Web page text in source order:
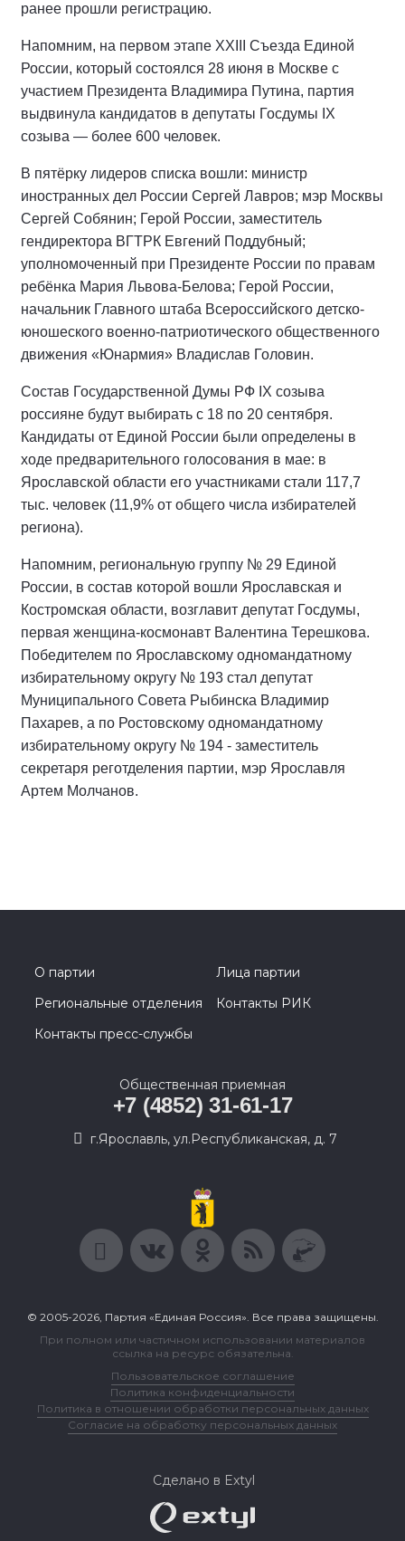
ранее прошли регистрацию.
Напомним, на первом этапе XXIII Съезда Единой
России, который состоялся 28 июня в Москве с
участием Президента Владимира Путина, партия
выдвинула кандидатов в депутаты Госдумы IX
созыва — более 600 человек.
В пятёрку лидеров списка вошли: министр
иностранных дел России Сергей Лавров; мэр Москвы
Сергей Собянин; Герой России, заместитель
гендиректора ВГТРК Евгений Поддубный;
уполномоченный при Президенте России по правам
ребёнка Мария Львова-Белова; Герой России,
начальник Главного штаба Всероссийского детско-
юношеского военно-патриотического общественного
движения «Юнармия» Владислав Головин.
Состав Государственной Думы РФ IХ созыва
россияне будут выбирать с 18 по 20 сентября.
Кандидаты от Единой России были определены в
ходе предварительного голосования в мае: в
Ярославской области его участниками стали 117,7
тыс. человек (11,9% от общего числа избирателей
региона).
Напомним, региональную группу № 29 Единой
России, в состав которой вошли Ярославская и
Костромская области, возглавит депутат Госдумы,
первая женщина-космонавт Валентина Терешкова.
Победителем по Ярославскому одномандатному
избирательному округу № 193 стал депутат
Муниципального Совета Рыбинска Владимир
Пахарев, а по Ростовскому одномандатному
избирательному округу № 194 - заместитель
секретаря реготделения партии, мэр Ярославля
Артем Молчанов.
О партии
Лица партии
Региональные отделения
Контакты РИК
Контакты пресс-службы
Общественная приемная
+7 (4852) 31-61-17
г.Ярославль, ул.Республиканская, д. 7
© 2005-2026, Партия «Единая Россия». Все права защищены.
При полном или частичном использовании материалов
ссылка на ресурс обязательна.
Пользовательское соглашение
Политика конфиденциальности
Политика в отношении обработки персональных данных
Согласие на обработку персональных данных
Сделано в Extyl